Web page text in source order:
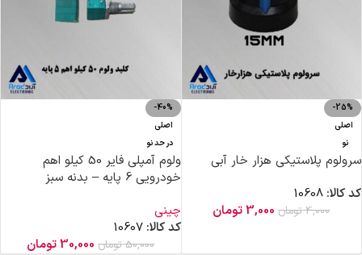
-25%
اصلی
نو
سرولوم پلاستیکی هزار خار آبی
کد کالا: 10608
4,000تومان 3,000تومان
-40%
اصلی
در حد نو
ولوم آمپلی فایر 50 کیلو اهم
خودرویی 6 پایه – بدنه سبز
چینی
کد کالا:10607
50,000تومان 30,000تومان